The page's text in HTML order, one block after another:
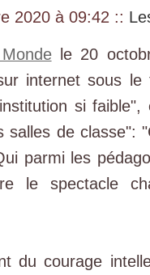
2020 à 09:42 ::
le 20
internet sous
si
de classe":
parmi les
le spectacle
du courage